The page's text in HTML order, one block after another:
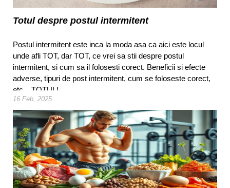
Totul despre postul intermitent
Postul intermitent este inca la moda asa ca aici este locul
unde afli TOT, dar TOT, ce vrei sa stii despre postul
intermitent, si cum sa il folosesti corect. Beneficii si efecte
adverse, tipuri de post intermitent, cum se foloseste corect,
etc....TOTUL!
16 Feb, 2025